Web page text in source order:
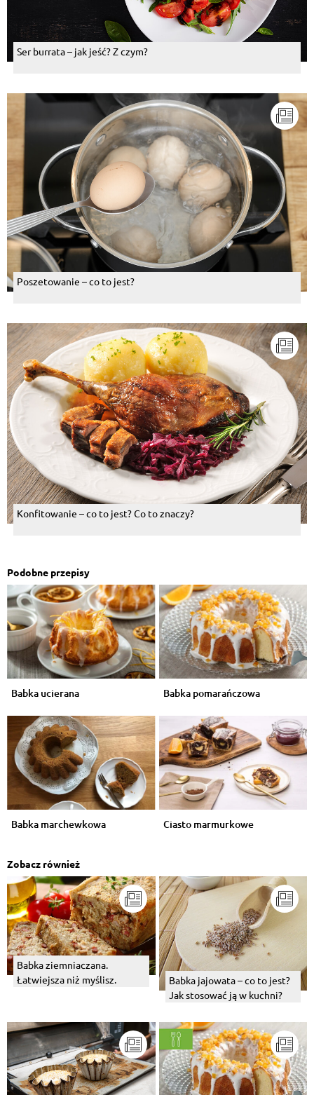
Ser burrata – jak jeść? Z czym?
Poszetowanie – co to jest?
Konfitowanie – co to jest? Co to znaczy?
Podobne przepisy
Babka ucierana Babka pomarańczowa
Babka marchewkowa Ciasto marmurkowe
Zobacz również
Babka ziemniaczana.
Łatwiejsza niż myślisz.
Babka jajowata – co to jest?
Jak stosować ją w kuchni?